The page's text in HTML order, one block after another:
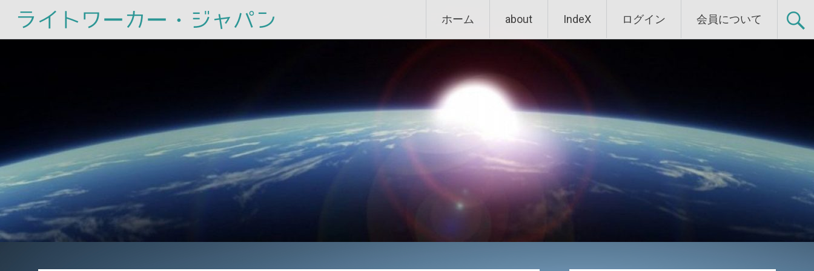
ライトワーカー・ジャパン
to
ホーム about IndeX ログイン 会員について